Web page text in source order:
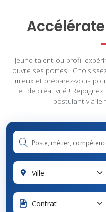
Offres d'emploi
Jeune talent ou profil
ouvre ses portes !
mieux et préparez-vous
et de créativité !
postulant via le